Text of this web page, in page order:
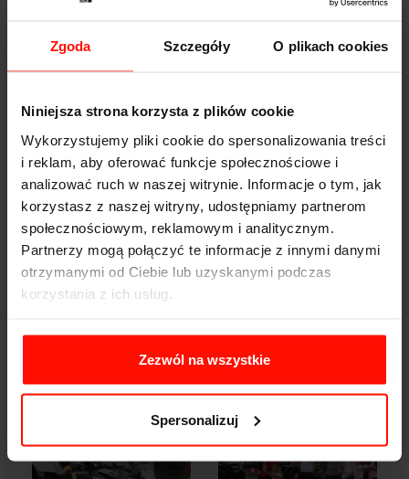
Zgoda Szczegóły O plikach cookies
Niniejsza strona korzysta z plików cookie
Wykorzystujemy pliki cookie do spersonalizowania treści
i reklam, aby oferować funkcje społecznościowe i
analizować ruch w naszej witrynie. Informacje o tym, jak
korzystasz z naszej witryny, udostępniamy partnerom
społecznościowym, reklamowym i analitycznym.
Partnerzy mogą połączyć te informacje z innymi danymi
otrzymanymi od Ciebie lub uzyskanymi podczas
korzystania z ich usług.
Zezwól na wszystkie
Spersonalizuj